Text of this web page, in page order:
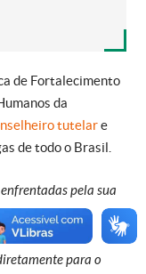
de Fortalecimento
da
tutelare
de todo o Brasil.
pela sua
para nós as
Deixe um
para o